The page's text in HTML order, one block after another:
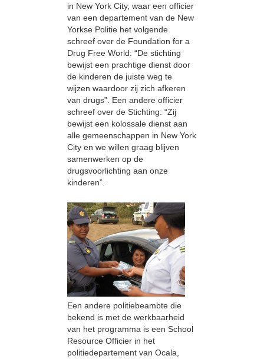
in New York City, waar een officier
van een departement van de New
Yorkse Politie het volgende
schreef over de Foundation for a
Drug Free World: “De stichting
bewijst een prachtige dienst door
de kinderen de juiste weg te
wijzen waardoor zij zich afkeren
van drugs”. Een andere officier
schreef over de Stichting: “Zij
bewijst een kolossale dienst aan
alle gemeenschappen in New York
City en we willen graag blijven
samenwerken op de
drugsvoorlichting aan onze
kinderen”.
Een andere politiebeambte die
bekend is met de werkbaarheid
van het programma is een School
Resource Officier in het
politiedepartement van Ocala,